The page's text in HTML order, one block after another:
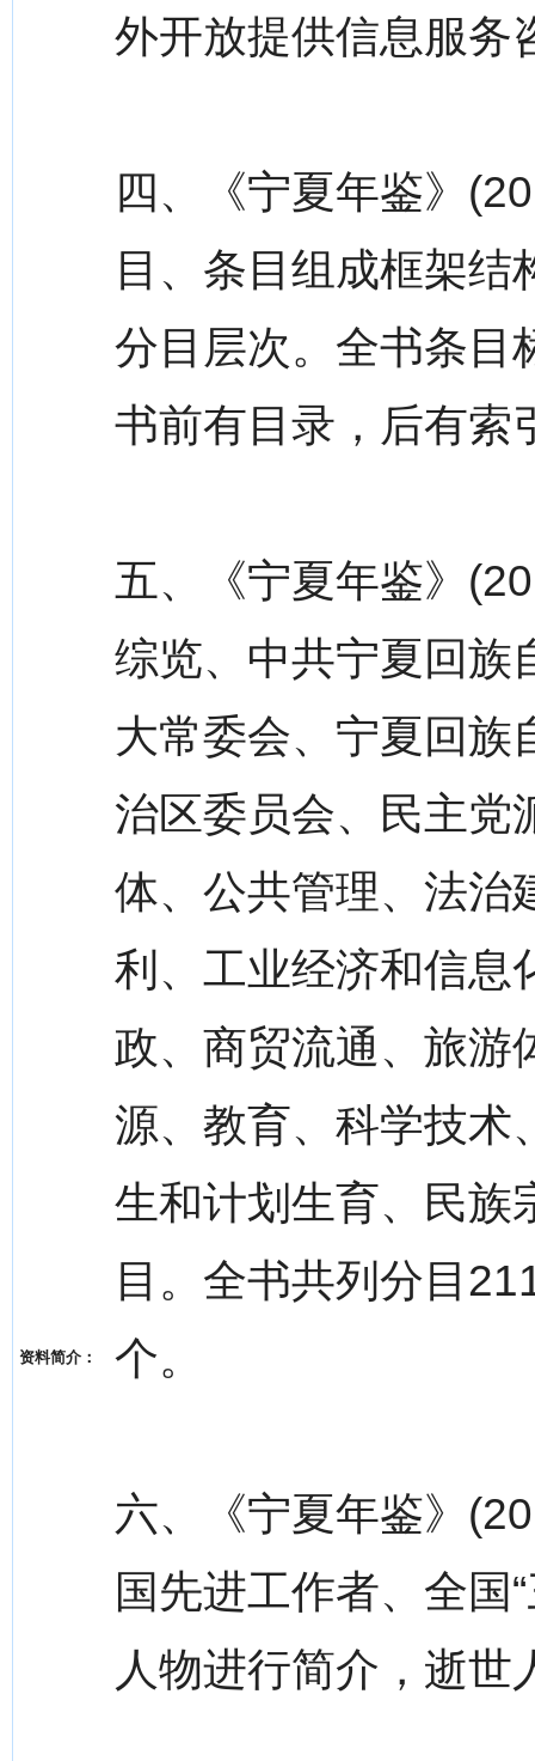
资料简介：
外开放提供信息服务
四、《宁夏年鉴》
目、条目组成框架
分目层次。全书条目
书前有目录，后有索
五、《宁夏年鉴》
综览、中共宁夏回族
大常委会、宁夏回族
治区委员会、民主党
体、公共管理、法治
利、工业经济和信息
政、商贸流通、旅游
源、教育、科学技术
生和计划生育、民族
目。全书共列分目
个。
六、《宁夏年鉴》
国先进工作者、全国
人物进行简介，逝